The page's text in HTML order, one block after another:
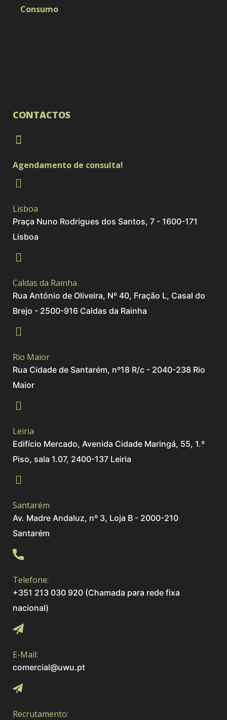
Consumo
CONTACTOS
Agendamento de consulta!
Lisboa
Praça Nuno Rodrigues dos Santos, 7 - 1600-171
Lisboa
Caldas da Rainha
Rua António de Oliveira, Nº 40, Fração L, Casal do
Brejo - 2500-916 Caldas da Rainha
Rio Maior
Rua Cidade de Santarém, nº18 R/c - 2040-238 Rio
Maior
Leiria
Edifício Mercado, Avenida Cidade Maringá, 55, 1.º
Piso, sala 1.07, 2400-137 Leiria
Santarém
Av. Madre Andaluz, nº 3, Loja B - 2000-210
Santarém
Telefone:
+351 213 030 920 (Chamada para rede fixa
nacional)
E-Mail:
comercial@uwu.pt
Recrutamento: